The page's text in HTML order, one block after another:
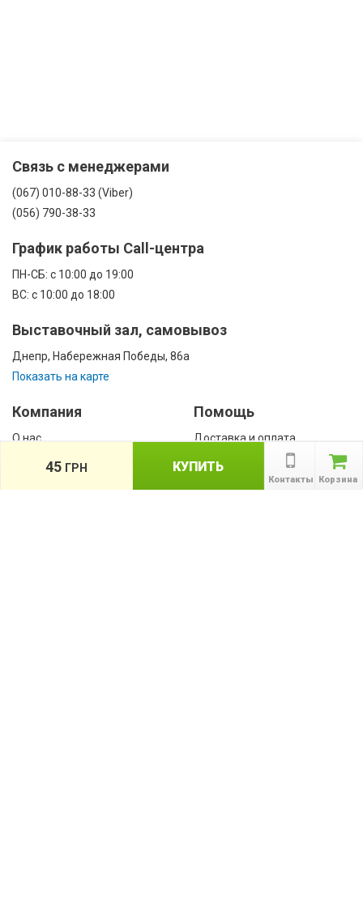
Связь с менеджерами
(067) 010-88-33 (Viber)
(056) 790-38-33
График работы Call-центра
ПН-CБ: с 10:00 до 19:00
ВС: с 10:00 до 18:00
Выставочный зал, самовывоз
Днепр, Набережная Победы, 86а
Показать на карте
Компания
О нас
Помощь
Доставка и оплата
Корзина
Контакты
КУПИТЬ
45 ГРН